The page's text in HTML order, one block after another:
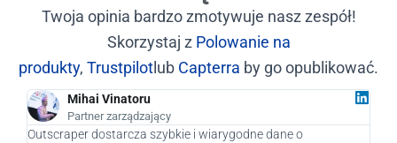
Twoja opinia bardzo zmotywuje nasz zespół!
Skorzystaj z Polowanie na
produkty, Trustpilot lub Capterra by go opublikować.
Mihai Vinatoru
Partner zarządzający
Outscraper dostarcza szybkie i wiarygodne dane o